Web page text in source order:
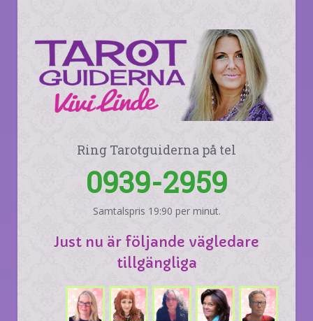
Ring Tarotguiderna på tel
0939-2959
Samtalspris 19:90 per minut.
Just nu är följande vägledare
tillgängliga